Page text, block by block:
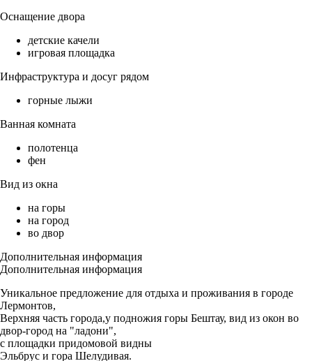
Оснащение двора
детские качели
игровая площадка
Инфраструктура и досуг рядом
горные лыжи
Ванная комната
полотенца
фен
Вид из окна
на горы
на город
во двор
Дополнительная информация
Дополнительная информация
Уникальное предложение для отдыха и проживания в городе
Лермонтов,
Верхняя часть города,у подножия горы Бештау, вид из окон во
двор-город на "ладони",
с площадки придомовой видны
Эльбрус и гора Шелудивая.